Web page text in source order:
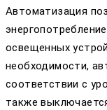
Автоматизация
освещенных
необходимости,
соответствии с
также